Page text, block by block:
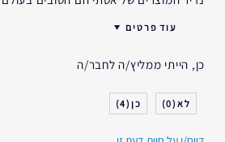
עוד פרטים
סוג העור
דאגות העור
אני משתמש/ת באסתי לאודר
כן, הייתי ממליץ/ה לחבר/ה
0
4